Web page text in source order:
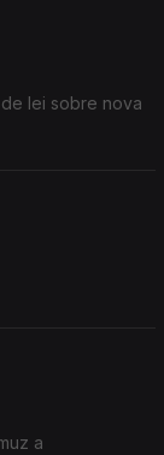
lei sobre nova
a